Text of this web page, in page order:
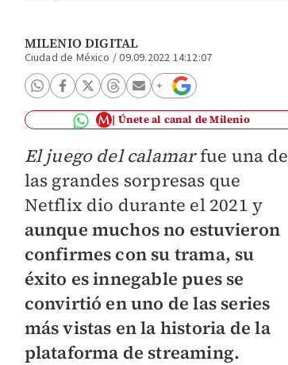
MILENIO DIGITAL
Ciudad de México /09.09.2022 14:12:07
Únete al canal de Milenio
El juego del calamarfue una de
las grandes sorpresas que
Netflix dio durante el 2021 y
aunque muchos no estuvieron
confirmes con su trama, su
éxito es innegable pues se
convirtió en uno de las series
más vistas en la historia de la
plataforma de streaming.